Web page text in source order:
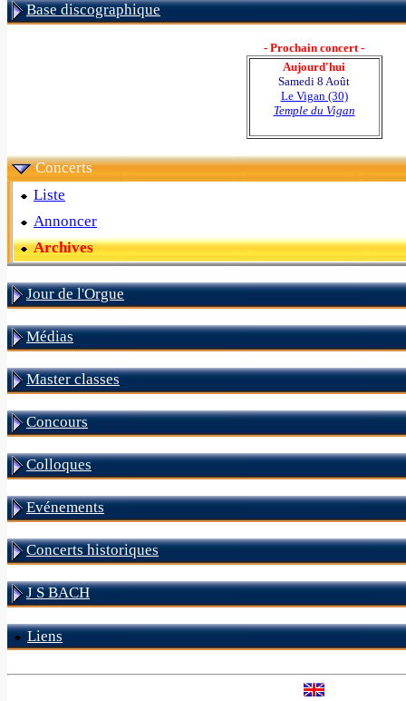
Base discographique
- Prochain concert -
Aujourd'hui
Samedi 8 Août
Le Vigan (30)
Temple du Vigan
Concerts
Liste
Annoncer
Archives
Jour de l'Orgue
Médias
Master classes
Concours
Colloques
Evénements
Concerts historiques
J S BACH
Liens